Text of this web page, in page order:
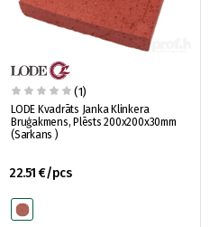
(1)
LODE Kvadrāts Janka Klinkera
Bruģakmens, Plēsts 200x200x30mm
(Sarkans )
22.51 €/pcs